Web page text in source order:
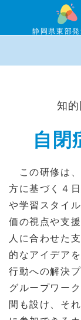
静岡県東部
知
自閉
この研修は
方に基づく４
や学習スタイ
価の視点や支
人に合わせた
的なアイデア
行動への解決
グループワー
間も設け、そ